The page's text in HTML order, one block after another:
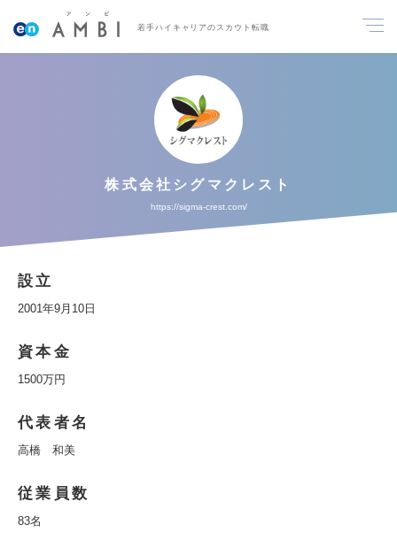
若手ハイキャリアのスカウト転職
株式会社シグマクレスト
https://sigma-crest.com/
設立
2001年9月10日
資本金
1500万円
代表者名
高橋 和美
従業員数
83名